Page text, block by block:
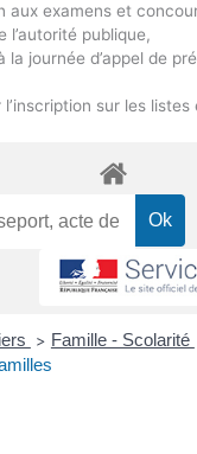
aux examens et
l’autorité publique,
la journée d’appel de
sur les listes
> Famille - Scolarité